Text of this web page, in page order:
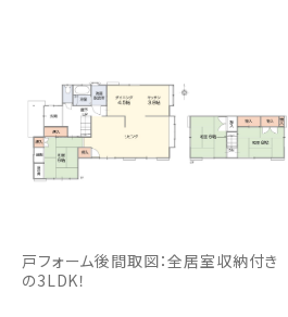
戸フォーム後間取図：全居室収納付き
の3LDK！